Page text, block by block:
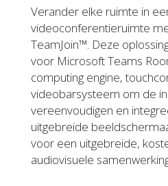
Verander elke ruimte in
videoconferentieruimte
TeamJoin™. Deze
voor Microsoft Teams
computing engine,
videobarsysteem om de
vereenvoudigen en
uitgebreide
voor een uitgebreide,
audiovisuele